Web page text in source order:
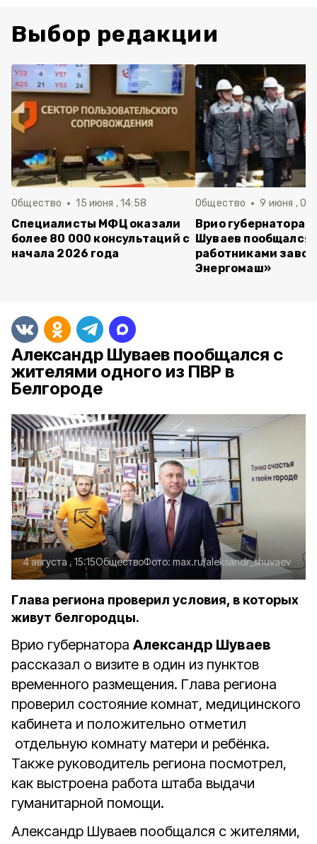
Выбор редакции
Общество 15 июня , 14:58
Специалисты МФЦ оказали
более 80 000 консультаций с
начала 2026 года
Общество 9 июня ,
Врио губернатора
Шуваев пообщался
работниками
Энергомаш»
Александр Шуваев пообщался с
жителями одного из ПВР в
Белгороде
4 августа , 15:15ОбществоФото:max.ru/aleksandr_shuvaev
Глава региона проверил условия, в которых
живут белгородцы.
Врио губернатора Александр Шуваев
рассказал о визите в один из пунктов
временного размещения. Глава региона
проверил состояние комнат, медицинского
кабинета и положительно отметил
отдельную комнату матери и ребёнка.
Также руководитель региона посмотрел,
как выстроена работа штаба выдачи
гуманитарной помощи.
Александр Шуваев пообщался с жителями,